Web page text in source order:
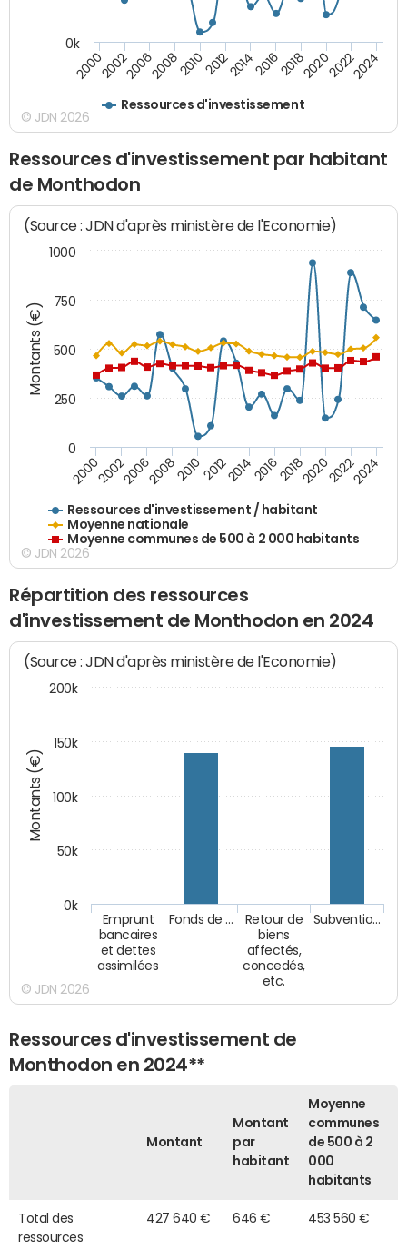
Ressources d'investissement
200020022006200820102012201420162018202020222024
0k
© JDN 2026
Ressources d'investissement par habitant
de Monthodon
Montants (€)
(Source : JDN d'après ministère de l'Economie)
Ressources d'investissement / habitant
Moyenne nationale
Moyenne communes de 500 à 2 000 habitants
200020022006200820102012201420162018202020222024
0
250
500
750
1000
© JDN 2026
Répartition des ressources
d'investissement de Monthodon en 2024
Montants (€)
(Source : JDN d'après ministère de l'Economie)
Emprunt
bancaires
et dettes
assimilées
Fonds de …
Retour de
biens
affectés,
concedés,
etc.
Subventio…
0k
50k
100k
150k
200k
© JDN 2026
Ressources d'investissement de
Monthodon en 2024**
Montant
Montant
par
habitant
Moyenne
communes
de 500 à 2
000
habitants
Total des
ressources
427 640 € 646 € 453 560 €